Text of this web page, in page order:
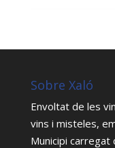
Sobre Xaló
Envoltat de les
vins i misteles,
Municipi carregat